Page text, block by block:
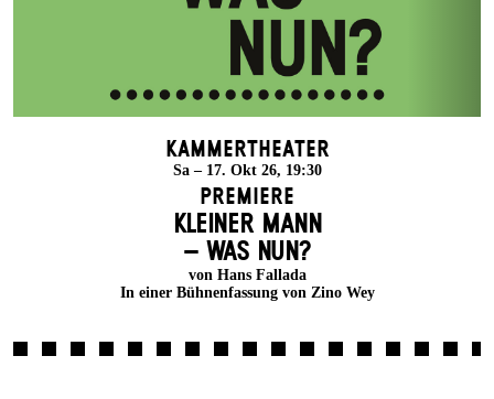
Kammertheater
Sa – 17. Okt 26, 19:30
Premiere
KLEINER MANN
– WAS NUN?
von Hans Fallada
In einer Bühnenfassung von Zino Wey